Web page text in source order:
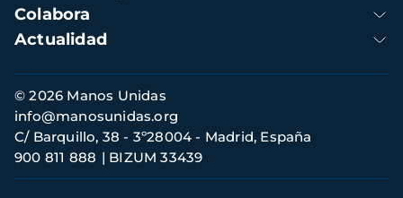
Colabora
Actualidad
Información
de
contacto
© 2026 Manos Unidas
C/ Barquillo, 38 - 3º28004 - Madrid, España
900 811 888
BIZUM 33439
info@manosunidas.org